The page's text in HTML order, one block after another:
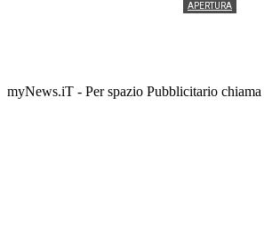
APERTURA
myNews.iT - Per spazio Pubblicitario